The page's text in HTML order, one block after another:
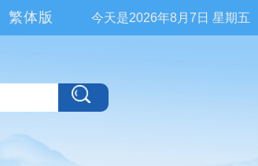
今天是2026年8月7日 星期五
繁体版